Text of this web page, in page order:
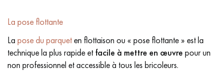
La pose flottante
La pose du parqueten flottaison ou « pose flottante » est la
technique la plus rapide et facile à mettre en œuvre pour un
non professionnel et accessible à tous les bricoleurs.